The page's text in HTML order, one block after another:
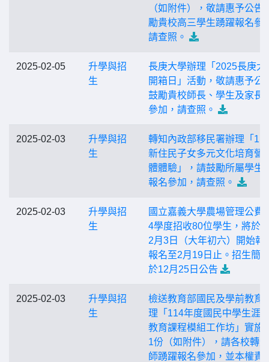
（如附件），敬請惠予公告
勵貴校高三學生踴躍報名參
請查照。
2025-02-05
升學與招
生
長庚大學辦理「2025長庚大
開箱日」活動，敬請惠予公
鼓勵貴校師長、學生及家長
參加，請查照。
2025-02-03
升學與招
生
轉知內政部移民署辦理「
新住民子女多元文化培育營
體體驗」，請鼓勵所屬學生
報名參加，請查照。
2025-02-03
升學與招
生
國立嘉義大學農場管理公費
4學度招收80位學生，將於
2月3日（大年初六）開始報
報名至2月19日止。招生簡
於12月25日公告
2025-02-03
升學與招
生
檢送教育部國民及學前教育
理「114年度國民中學生涯
教育課程模組工作坊」實施
1份（如附件），請各校轉
師踴躍報名參加，並本權責